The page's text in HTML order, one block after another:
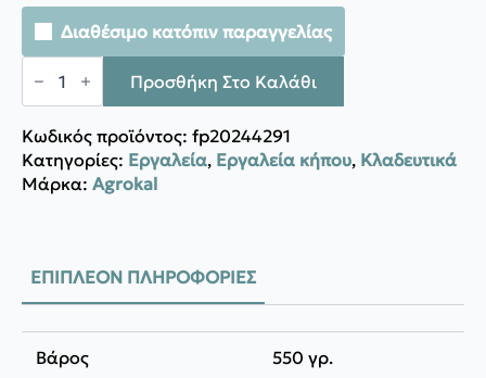
Διαθέσιμο κατόπιν παραγγελίας
Agrokal
ΠΡΙΟΝΙ
PG
ποσότητα
Προσθήκη Στο Καλάθι
Κωδικός προϊόντος: fp20244291
Κατηγορίες: Εργαλεία, Εργαλεία κήπου, Κλαδευτικά
Μάρκα: Agrokal
ΕΠΙΠΛΈΟΝ ΠΛΗΡΟΦΟΡΊΕΣ
Βάρος 550 γρ.